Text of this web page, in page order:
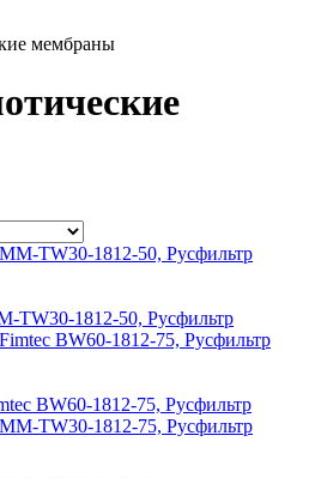
мембраны
TW30-1812-50, Русфильтр
BW60-1812-75, Русфильтр